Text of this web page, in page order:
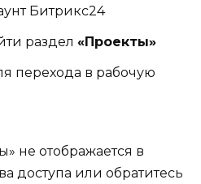
Битрикс24
раздел «Проекты»
перехода в рабочую
не отображается в
доступа или обратитесь